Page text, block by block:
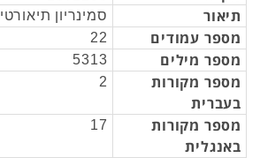
תיאור סמינריון תיאורטי
מספר עמודים 22
מספר מילים 5313
מספר מקורות
בעברית
2
מספר מקורות
באנגלית
17